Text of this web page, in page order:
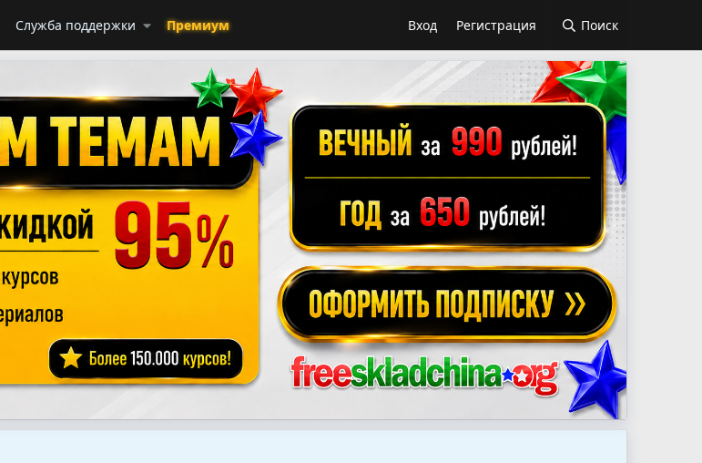
Служба поддержки Премиум Вход Регистрация Поиск